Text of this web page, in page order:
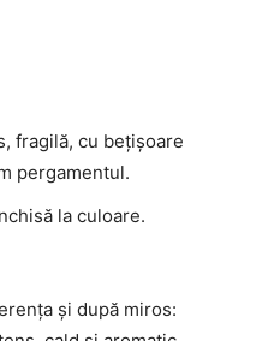
fragilă, cu bețișoare
pergamentul.
la culoare.
și după miros: